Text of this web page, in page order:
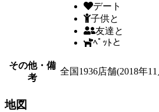
デート
子供と
友達と
ﾍﾟｯﾄと
その他・備
考
全国1936店舗(2018年
地図